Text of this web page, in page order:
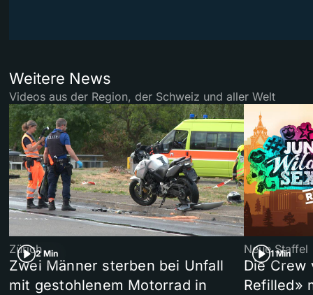
Weitere News
Videos aus der Region, der Schweiz und aller Welt
2 Min
Zürich
Zwei Männer sterben bei Unfall
mit gestohlenem Motorrad in
1 Min
Neue Staffel
Die Crew
Refilled»